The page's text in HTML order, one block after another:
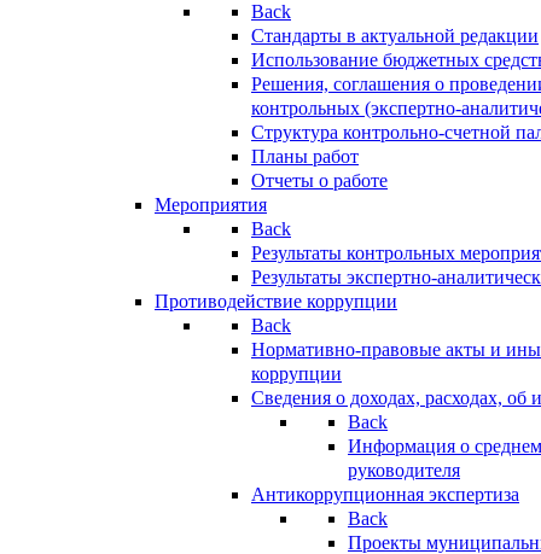
Back
Стандарты в актуальной редакции
Использование бюджетных
Решения, соглашения о
контрольных (экспертно-
Структура контрольно-счетной
Планы работ
Отчеты о работе
Мероприятия
Back
Результаты контрольных
Результаты экспертно-
Противодействие коррупции
Back
Нормативно-правовые акты и
коррупции
Сведения о доходах, расходах, об
Back
Информация о
руководителя
Антикоррупционная экспертиза
Back
Проекты